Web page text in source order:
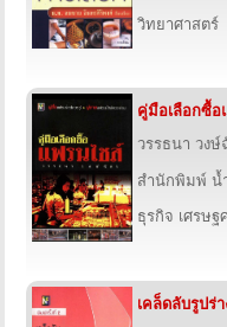
วิทยาศาสตร์
คู่มือเลือกซื้อ
วรรธนา วงษ์
สำนักพิมพ์ น้
ธุรกิจ เศรษฐ
เคล็ดลับรูปร่